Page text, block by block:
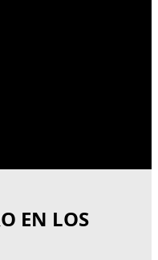
EN LOS